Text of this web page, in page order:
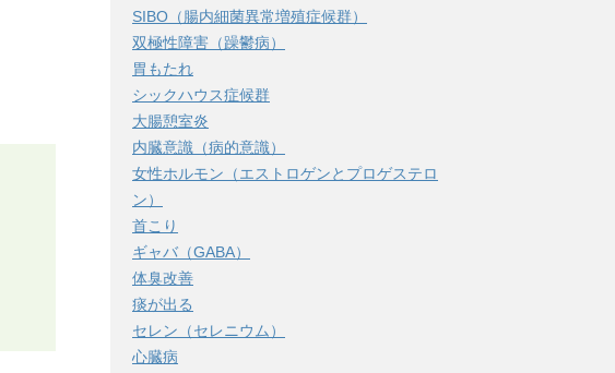
SIBO（腸内細菌異常増殖症候群）
双極性障害（躁鬱病）
胃もたれ
シックハウス症候群
大腸憩室炎
内臓意識（病的意識）
女性ホルモン（エストロゲンとプロゲステロ
ン）
首こり
ギャバ（GABA）
体臭改善
痰が出る
セレン（セレニウム）
心臓病